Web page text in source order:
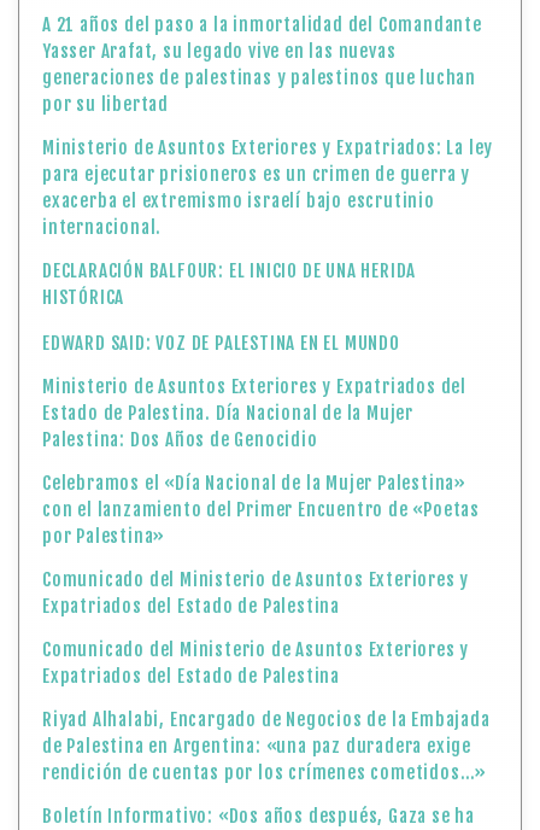
A 21 años del paso a la inmortalidad del Comandante
Yasser Arafat, su legado vive en las nuevas
generaciones de palestinas y palestinos que luchan
por su libertad
Ministerio de Asuntos Exteriores y Expatriados: La ley
para ejecutar prisioneros es un crimen de guerra y
exacerba el extremismo israelí bajo escrutinio
internacional.
DECLARACIÓN BALFOUR: EL INICIO DE UNA HERIDA
HISTÓRICA
EDWARD SAID: VOZ DE PALESTINA EN EL MUNDO
Ministerio de Asuntos Exteriores y Expatriados del
Estado de Palestina. Día Nacional de la Mujer
Palestina: Dos Años de Genocidio
Celebramos el «Día Nacional de la Mujer Palestina»
con el lanzamiento del Primer Encuentro de «Poetas
por Palestina»
Comunicado del Ministerio de Asuntos Exteriores y
Expatriados del Estado de Palestina
Comunicado del Ministerio de Asuntos Exteriores y
Expatriados del Estado de Palestina
Riyad Alhalabi, Encargado de Negocios de la Embajada
de Palestina en Argentina: «una paz duradera exige
rendición de cuentas por los crímenes cometidos…»
Boletín Informativo: «Dos años después, Gaza se ha